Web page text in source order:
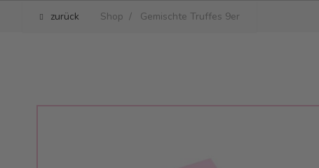
zurück Shop / Gemischte Truffes 9er